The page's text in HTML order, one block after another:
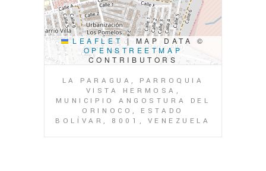
LEAFLET |
MAP DATA ©
OPENSTREETMAP
CONTRIBUTORS
LA PARAGUA, PARROQUIA
VISTA HERMOSA,
MUNICIPIO ANGOSTURA DEL
ORINOCO, ESTADO
BOLÍVAR, 8001, VENEZUELA